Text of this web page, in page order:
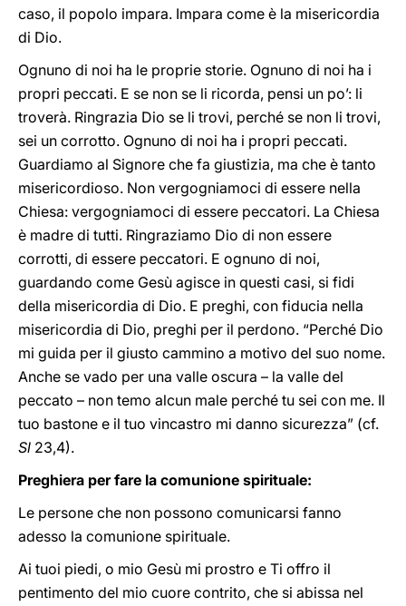
caso, il popolo impara. Impara come è la misericordia
di Dio.
Ognuno di noi ha le proprie storie. Ognuno di noi ha i
propri peccati. E se non se li ricorda, pensi un po’: li
troverà. Ringrazia Dio se li trovi, perché se non li trovi,
sei un corrotto. Ognuno di noi ha i propri peccati.
Guardiamo al Signore che fa giustizia, ma che è tanto
misericordioso. Non vergogniamoci di essere nella
Chiesa: vergogniamoci di essere peccatori. La Chiesa
è madre di tutti. Ringraziamo Dio di non essere
corrotti, di essere peccatori. E ognuno di noi,
guardando come Gesù agisce in questi casi, si fidi
della misericordia di Dio. E preghi, con fiducia nella
misericordia di Dio, preghi per il perdono. “Perché Dio
mi guida per il giusto cammino a motivo del suo nome.
Anche se vado per una valle oscura – la valle del
peccato – non temo alcun male perché tu sei con me. Il
tuo bastone e il tuo vincastro mi danno sicurezza” (cf.
Sl 23,4).
Preghiera per fare la comunione spirituale:
Le persone che non possono comunicarsi fanno
adesso la comunione spirituale.
Ai tuoi piedi, o mio Gesù mi prostro e Ti offro il
pentimento del mio cuore contrito, che si abissa nel